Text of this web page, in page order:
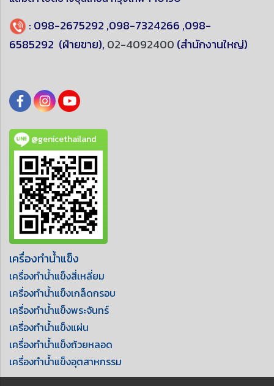
: 098-2675292 ,098-7324266 ,098-
6585292 (ฝ่ายขาย), 02-4092400 (สำนักงานใหญ่)
@genicethailand
เครื่องทำน้ำแข็ง
เครื่องทำน้ำแข็งสี่เหลี่ยม
เครื่องทำน้ำแข็งเกล็ดกรอบ
เครื่องทำน้ำแข็งพระจันทร์
เครื่องทำน้ำแข็งแผ่น
เครื่องทำน้ำแข็งถ้วยหลอด
เครื่องทำน้ำแข็งอุตสาหกรรม